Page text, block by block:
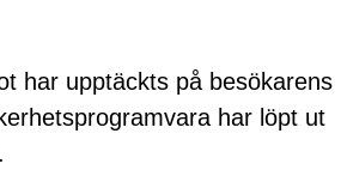
har upptäckts på besökarens
har löpt ut